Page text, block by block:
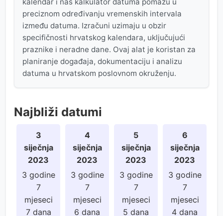
preciznom određivanju vremenskih intervala
između datuma. Izračuni uzimaju u obzir
specifičnosti hrvatskog kalendara, uključujući
praznike i neradne dane. Ovaj alat je koristan za
planiranje događaja, dokumentaciju i analizu
datuma u hrvatskom poslovnom okruženju.
Najbliži datumi
3
siječnja
2023
3 godine
7
mjeseci
7 dana
4
siječnja
2023
3 godine
7
mjeseci
6 dana
5
siječnja
2023
3 godine
7
mjeseci
5 dana
6
siječnja
2023
3 godine
7
mjeseci
4 dana